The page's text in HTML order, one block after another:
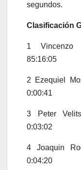
segundos.
Clasificación
1 Vincenzo
85:16:05
2 Ezequiel
0:00:41
3 Peter
0:03:02
4 Joaquin
0:04:20